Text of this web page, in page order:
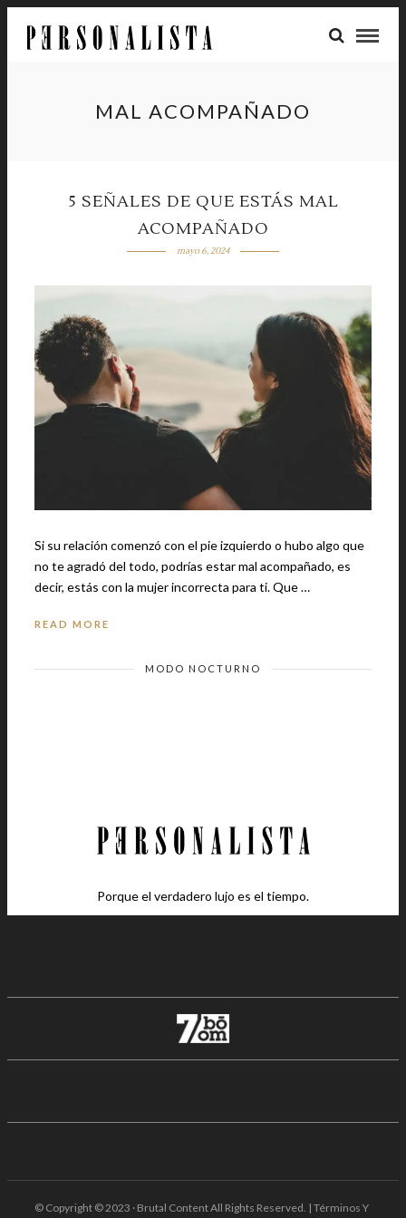
MAL ACOMPAÑADO
5 SEÑALES DE QUE ESTÁS MAL
ACOMPAÑADO
mayo 6, 2024
Si su relación comenzó con el pie izquierdo o hubo algo que
no te agradó del todo, podrías estar mal acompañado, es
decir, estás con la mujer incorrecta para ti. Que …
READ MORE
MODO NOCTURNO
Porque el verdadero lujo es el tiempo.
© Copyright © 2023 · Brutal Content All Rights Reserved. | Términos Y